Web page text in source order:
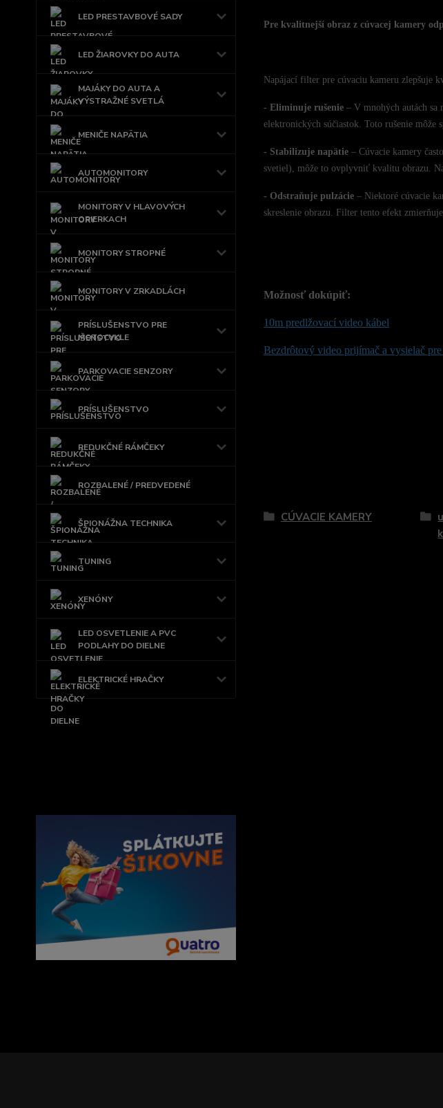
LED PRESTAVBOVÉ SADY
LED ŽIAROVKY DO AUTA
MAJÁKY DO AUTA A
VÝSTRAŽNÉ SVETLÁ
MENIČE NAPÄTIA
AUTOMONITORY
MONITORY V HLAVOVÝCH
OPIERKACH
MONITORY STROPNÉ
MONITORY V ZRKADLÁCH
PRÍSLUŠENSTVO PRE
MOTOCYKLE
PARKOVACIE SENZORY
PRÍSLUŠENSTVO
REDUKČNÉ RÁMČEKY
ROZBALENÉ / PREDVEDENÉ
ŠPIONÁŽNA TECHNIKA
TUNING
XENÓNY
LED OSVETLENIE A PVC
PODLAHY DO DIELNE
ELEKTRICKÉ HRAČKY
Pre kvalitnejší obraz z cúvacej kamery
Napájací filter pre cúvaciu kameru zlepšuje
- Eliminuje rušenie– V mnohých autách sa
elektronických súčiastok. Toto rušenie môže
- Stabilizuje napätie– Cúvacie kamery
svetiel), môže to ovplyvniť kvalitu obrazu.
- Odstraňuje pulzácie– Niektoré cúvacie
skreslenie obrazu. Filter tento efekt zmierňuje.
Možnosť dokúpiť:
10m predlžovací video kábel
Bezdrôtový video prijímač a vysielač
CÚVACIE KAMERY